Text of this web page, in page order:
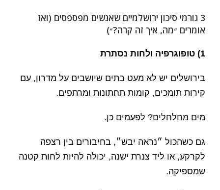
3 גורמי סיכון ירושלמיים שאנשים מפספסים (ואז
אומרים ״מה, איך זה קרה?״)
1) טופוגרפיה ולחות נסתרת
בירושלים יש לא מעט בתים שיושבים על מדרון, עם
קירות תומכים, קומות תחתונות ומרתפים.
מים מחלחלים? לפעמים כן.
גם כשהכול ״נראה יבש״, בחיבורים בין רצפה
לקרקע, או ליד צנרת ישנה, יכולה להיות לחות קטנה
שמספיקה.